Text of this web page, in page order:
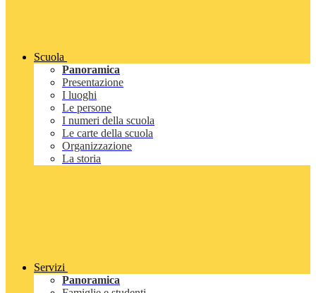
Scuola
Panoramica
Presentazione
I luoghi
Le persone
I numeri della scuola
Le carte della scuola
Organizzazione
La storia
Servizi
Panoramica